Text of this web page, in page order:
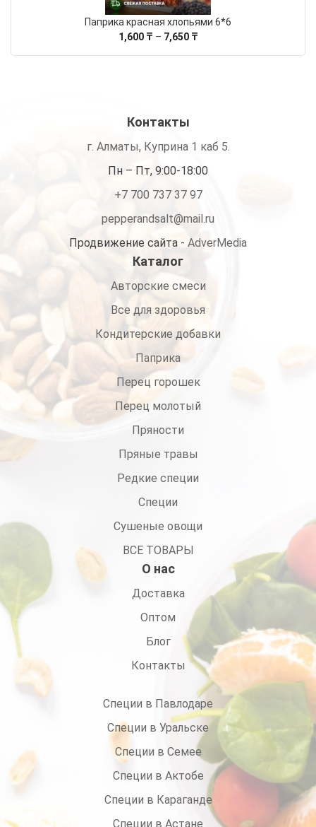
Паприка красная хлопьями 6*6
1,600 ₸ – 7,650 ₸Диапазон
Контакты
г. Алматы, Куприна 1 каб 5.
Пн – Пт, 9:00-18:00
+7 700 737 37 97
pepperandsalt@mail.ru
Продвижение сайта - AdverMedia
Каталог
Авторские смеси
Все для здоровья
Кондитерские добавки
Паприка
Перец горошек
Перец молотый
Пряности
Пряные травы
Редкие специи
Специи
Сушеные овощи
ВСЕ ТОВАРЫ
О нас
Доставка
Оптом
Блог
Контакты
Специи в Павлодаре
Специи в Уральске
Специи в Семее
Специи в Актобе
Специи в Караганде
Специи в Астане